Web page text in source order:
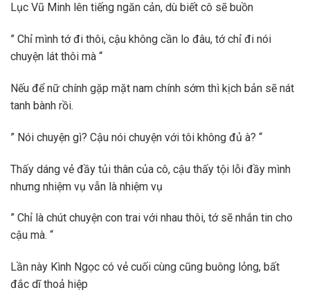
Lục Vũ Minh lên tiếng ngăn cản, dù biết cô sẽ buồn
” Chỉ mình tớ đi thôi, cậu không cần lo đâu, tớ chỉ đi nói
chuyện lát thôi mà “
Nếu để nữ chính gặp mặt nam chính sớm thì kịch bản sẽ nát
tanh bành rồi.
” Nói chuyện gì? Cậu nói chuyện với tôi không đủ à? “
Thấy dáng vẻ đầy tủi thân của cô, cậu thấy tội lỗi đầy mình
nhưng nhiệm vụ vẫn là nhiệm vụ
” Chỉ là chút chuyện con trai với nhau thôi, tớ sẽ nhắn tin cho
cậu mà. “
Lần này Kình Ngọc có vẻ cuối cùng cũng buông lỏng, bất
đắc dĩ thoả hiệp